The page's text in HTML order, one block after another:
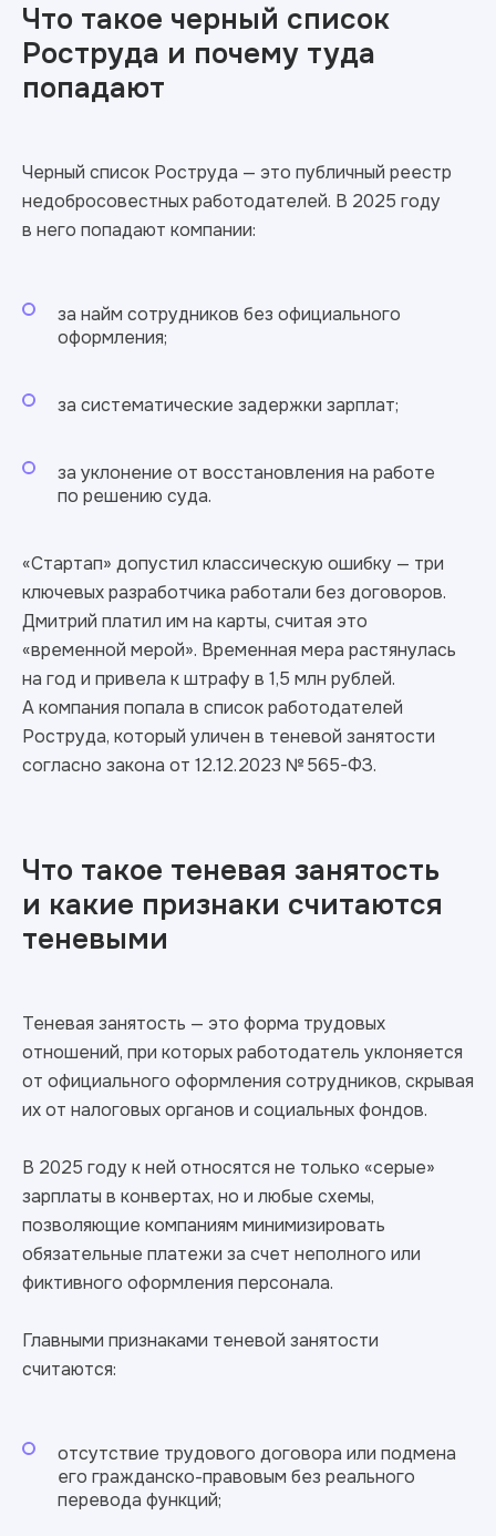
Что такое черный список
Роструда и почему туда
попадают
Черный список Роструда — это публичный реестр
недобросовестных работодателей. В 2025 году
в него попадают компании:
за найм сотрудников без официального
оформления;
за систематические задержки зарплат;
за уклонение от восстановления на работе
по решению суда.
«Стартап» допустил классическую ошибку — три
ключевых разработчика работали без договоров.
Дмитрий платил им на карты, считая это
«временной мерой». Временная мера растянулась
на год и привела к штрафу в 1,5 млн рублей.
А компания попала в список работодателей
Роструда, который уличен в теневой занятости
согласно закона от 12.12.2023 № 565-ФЗ.
Что такое теневая занятость
и какие признаки считаются
теневыми
Теневая занятость — это форма трудовых
отношений, при которых работодатель уклоняется
от официального оформления сотрудников, скрывая
их от налоговых органов и социальных фондов.
В 2025 году к ней относятся не только «серые»
зарплаты в конвертах, но и любые схемы,
позволяющие компаниям минимизировать
обязательные платежи за счет неполного или
фиктивного оформления персонала.
Главными признаками теневой занятости
считаются:
отсутствие трудового договора или подмена
его гражданско-правовым без реального
перевода функций;